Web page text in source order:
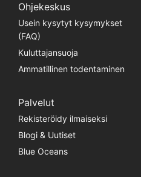
Ohjekeskus
Usein kysytyt kysymykset
(FAQ)
Kuluttajansuoja
Ammatillinen todentaminen
Palvelut
Rekisteröidy ilmaiseksi
Blogi & Uutiset
Blue Oceans